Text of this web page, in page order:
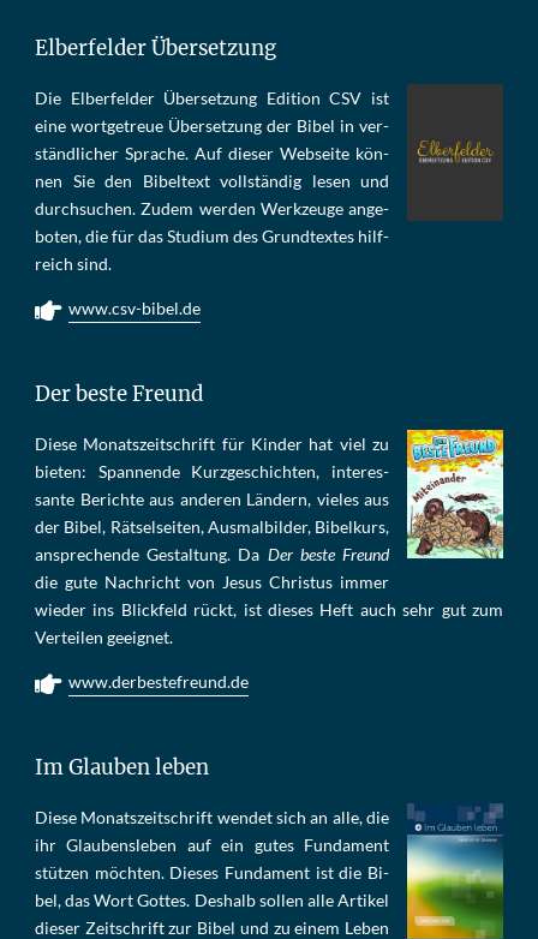
Elberfelder Übersetzung
Die Elber­fel­der Über­set­zung Edi­tion CSV ist
eine wort­ge­treue Über­set­zung der Bi­bel in ver­
ständ­li­cher Spra­che. Auf die­ser Web­sei­te kön­
nen Sie den Bi­bel­text voll­stän­dig le­sen und
durch­su­chen. Zu­dem wer­den Werk­zeu­ge an­ge­
bo­ten, die für das Stu­di­um des Grund­tex­tes hilf­
reich sind.
www.csv-bibel.de
Der beste Freund
Die­se Mo­nats­zeit­schrift für Kin­der hat viel zu
bie­ten: Span­nen­de Kurz­ge­schich­ten, in­te­res­
san­te Be­rich­te aus an­de­ren Län­dern, vie­les aus
der Bi­bel, Rät­sel­sei­ten, Aus­mal­bil­der, Bi­bel­kurs,
an­sprech­ende Ge­stal­tung. Da Der beste Freund
die gu­te Nach­richt von Je­sus Chris­tus im­mer
wie­der ins Blick­feld rückt, ist die­ses Heft auch sehr gut zum
Ver­tei­len ge­eig­net.
www.derbestefreund.de
Im Glauben leben
Die­se Mo­nats­zeit­schrift wen­det sich an alle, die
ihr Glau­bens­le­ben auf ein gu­tes Fun­da­ment
stüt­zen möch­ten. Die­ses Fun­da­ment ist die Bi­
bel, das Wort Got­tes. Des­halb sol­len al­le Ar­ti­kel
die­ser Zeit­schrift zur Bi­bel und zu ei­nem Le­ben